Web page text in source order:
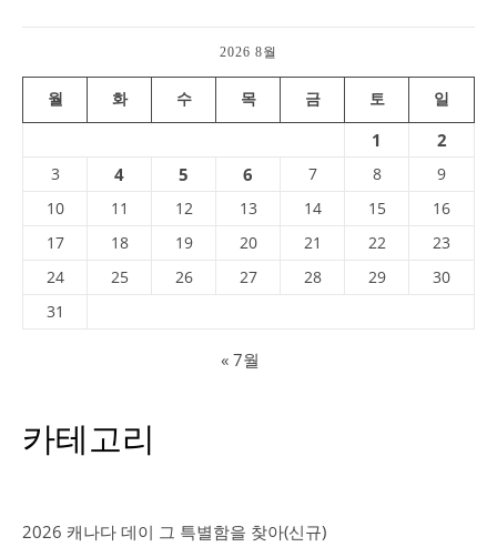
2026 8월
월 화 수 목 금 토 일
1 2
3 4 5 6 7 8
9
10
11 12 13 14 15
16
17
18 19 20 21 22
23
24
25 26 27 28 29
30
31
« 7월
카테고리
2026 캐나다 데이 그 특별함을 찾아(신규)